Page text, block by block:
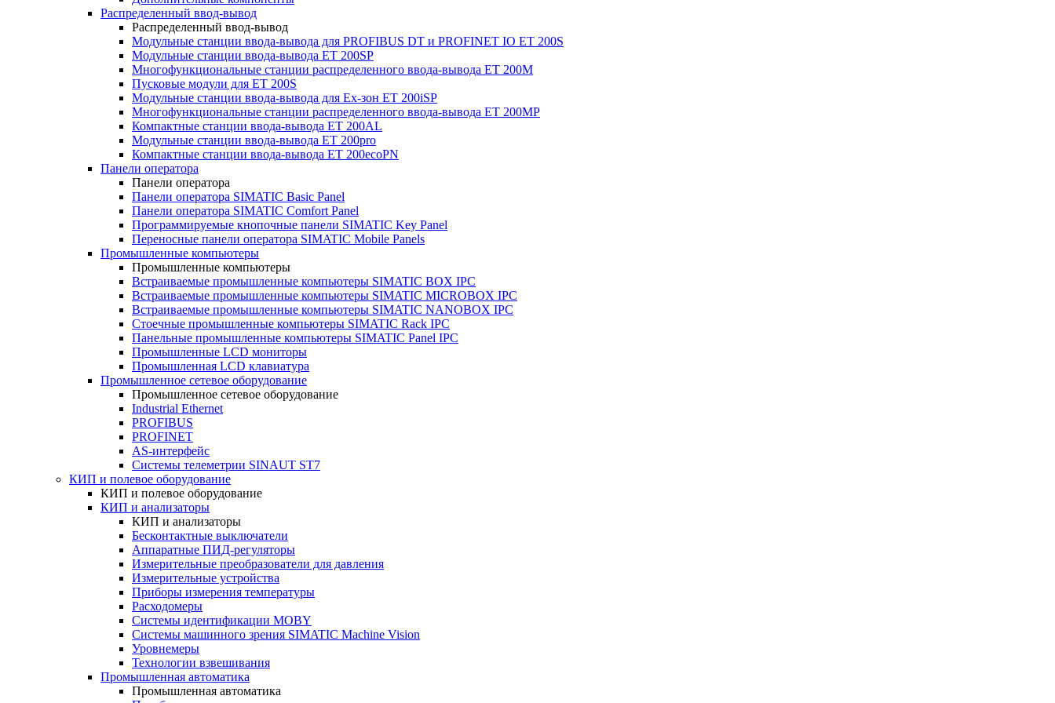
Распределенный ввод-вывод
Распределенный ввод-вывод
Модульные станции ввода-вывода для PROFIBUS DT и PROFINET IO ET 200S
Модульные станции ввода-вывода ET 200SP
Многофункциональные станции распределенного ввода-вывода ET 200M
Пусковые модули для ET 200S
Модульные станции ввода-вывода для Ex-зон ET 200iSP
Многофункциональные станции распределенного ввода-вывода ET 200MP
Компактные станции ввода-вывода ET 200AL
Модульные станции ввода-вывода ET 200pro
Компактные станции ввода-вывода ET 200ecoPN
Панели оператора
Панели оператора
Панели оператора SIMATIC Basic Panel
Панели оператора SIMATIC Comfort Panel
Программируемые кнопочные панели SIMATIC Key Panel
Переносные панели оператора SIMATIC Mobile Panels
Промышленные компьютеры
Промышленные компьютеры
Встраиваемые промышленные компьютеры SIMATIC BOX IPC
Встраиваемые промышленные компьютеры SIMATIC MICROBOX IPC
Встраиваемые промышленные компьютеры SIMATIC NANOBOX IPC
Стоечные промышленные компьютеры SIMATIC Rack IPC
Панельные промышленные компьютеры SIMATIC Panel IPC
Промышленные LCD мониторы
Промышленная LCD клавиатура
Промышленное сетевое оборудование
Промышленное сетевое оборудование
Industrial Ethernet
PROFIBUS
PROFINET
AS-интерфейс
Системы телеметрии SINAUT ST7
КИП и полевое оборудование
КИП и полевое оборудование
КИП и анализаторы
КИП и анализаторы
Бесконтактные выключатели
Аппаратные ПИД-регуляторы
Измерительные преобразователи для давления
Измерительные устройства
Приборы измерения температуры
Расходомеры
Системы идентификации MOBY
Системы машинного зрения SIMATIC Machine Vision
Уровнемеры
Технологии взвешивания
Промышленная автоматика
Промышленная автоматика